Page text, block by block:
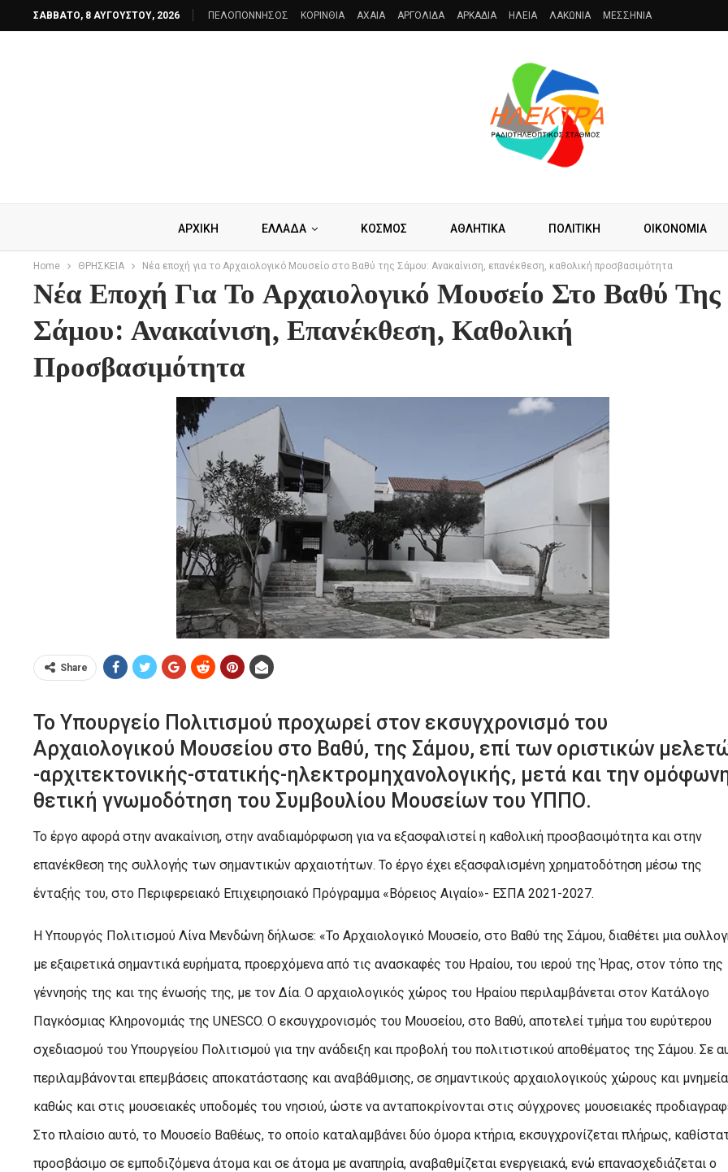
ΣΆΒΒΑΤΟ, 8 ΑΥΓΟΎΣΤΟΥ, 2026 ΠΕΛΟΠΟΝΝΗΣΟΣ ΚΟΡΙΝΘΙΑ AXAIA ΑΡΓΟΛΙΔΑ ΑΡΚΑΔΙΑ ΗΛΕΙΑ ΛΑΚΩΝΙΑ ΜΕΣΣΗΝΙΑ
ΑΡΧΙΚΗ ΕΛΛΑΔΑ ΚΟΣΜΟΣ ΑΘΛΗΤΙΚΑ ΠΟΛΙΤΙΚΗ ΟΙΚΟΝΟΜΙΑ
Home ΘΡΗΣΚΕΙΑ Νέα εποχή για το Αρχαιολογικό Μουσείο στο Βαθύ της Σάμου: Ανακαίνιση, επανέκθεση, καθολική προσβασιμότητα
Νέα Εποχή Για Το Αρχαιολογικό Μουσείο Στο Βαθύ Της
Σάμου: Ανακαίνιση, Επανέκθεση, Καθολική
Προσβασιμότητα
Share
Το Υπουργείο Πολιτισμού προχωρεί στον εκσυγχρονισμό του
Αρχαιολογικού Μουσείου στο Βαθύ, της Σάμου, επί των οριστικών
-αρχιτεκτονικής-στατικής-ηλεκτρομηχανολογικής, μετά και την
θετική γνωμοδότηση του Συμβουλίου Μουσείων του ΥΠΠΟ.
Το έργο αφορά στην ανακαίνιση, στην αναδιαμόρφωση για να εξασφαλιστεί η καθολική προσβασιμότητα και στην
επανέκθεση της συλλογής των σημαντικών αρχαιοτήτων. Το έργο έχει εξασφαλισμένη χρηματοδότηση μέσω της
ένταξής του, στο Περιφερειακό Επιχειρησιακό Πρόγραμμα «Βόρειος Αιγαίο»- ΕΣΠΑ 2021-2027.
Η Υπουργός Πολιτισμού Λίνα Μενδώνη δήλωσε: «Το Αρχαιολογικό Μουσείο, στο Βαθύ της Σάμου, διαθέτει μια
με εξαιρετικά σημαντικά ευρήματα, προερχόμενα από τις ανασκαφές του Ηραίου, του ιερού της Ήρας, στον τόπο της
γέννησής της και της ένωσής της, με τον Δία. Ο αρχαιολογικός χώρος του Ηραίου περιλαμβάνεται στον Κατάλογο
Παγκόσμιας Κληρονομιάς της UNESCO. Ο εκσυγχρονισμός του Μουσείου, στο Βαθύ, αποτελεί τμήμα του ευρύτερου
σχεδιασμού του Υπουργείου Πολιτισμού για την ανάδειξη και προβολή του πολιτιστικού αποθέματος της Σάμου. Σε
περιλαμβάνονται επεμβάσεις αποκατάστασης και αναβάθμισης, σε σημαντικούς αρχαιολογικούς χώρους και
καθώς και στις μουσειακές υποδομές του νησιού, ώστε να ανταποκρίνονται στις σύγχρονες μουσειακές
Στο πλαίσιο αυτό, το Μουσείο Βαθέως, το οποίο καταλαμβάνει δύο όμορα κτήρια, εκσυγχρονίζεται πλήρως,
προσβάσιμο σε εμποδιζόμενα άτομα και σε άτομα με αναπηρία, αναβαθμίζεται ενεργειακά, ενώ επανασχεδιάζεται ο